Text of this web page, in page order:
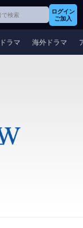
ログイン
ご加入
ラマ 海外ドラマ